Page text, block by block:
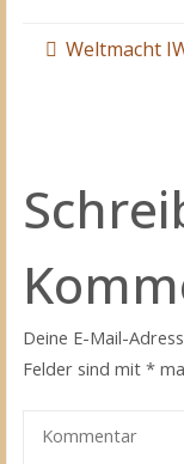
Weltmacht
Deine E-Mail-
Felder sind mit*